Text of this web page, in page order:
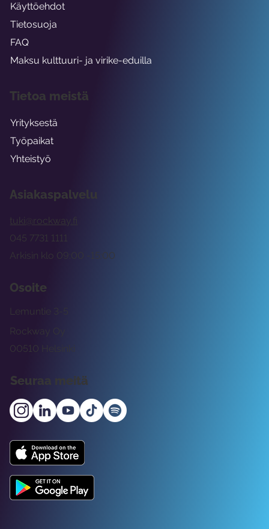
Asiakaspalvelu
tuki@rockway.fi
Arkisin klo 09:00 -15:00
045 7731 1111
Osoite
Rockway Oy
Lemuntie 3-5
00510 Helsinki
Seuraa meitä
Käyttöehdot
Tietosuoja
FAQ
Maksu kulttuuri- ja virike-eduilla
Tietoa meistä
Yrityksestä
Työpaikat
Yhteistyö